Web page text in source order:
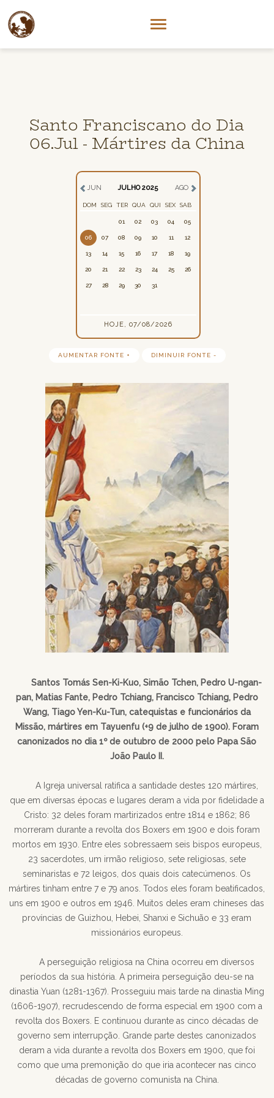
Santo Franciscano do Dia
06.Jul - Mártires da China
JUN JULHO 2025 AGO
DOM SEG TER QUA QUI SEX SAB
01 02 03 04 05
06 07 08 09 10 11 12
13 14 15 16 17 18 19
20 21 22 23 24 25 26
27 28 29 30 31
HOJE, 07/08/2026
AUMENTAR FONTE + DIMINUIR FONTE -
Santos Tomás Sen-Ki-Kuo, Simão Tchen, Pedro U-ngan-
pan, Matias Fante, Pedro Tchiang, Francisco Tchiang, Pedro
Wang, Tiago Yen-Ku-Tun, catequistas e funcionários da
Missão, mártires em Tayuenfu (+9 de julho de 1900). Foram
canonizados no dia 1º de outubro de 2000 pelo Papa São
João Paulo II.
A Igreja universal ratifica a santidade destes 120 mártires,
que em diversas épocas e lugares deram a vida por fidelidade a
Cristo: 32 deles foram martirizados entre 1814 e 1862; 86
morreram durante a revolta dos Boxers em 1900 e dois foram
mortos em 1930. Entre eles sobressaem seis bispos europeus,
23 sacerdotes, um irmão religioso, sete religiosas, sete
seminaristas e 72 leigos, dos quais dois catecúmenos. Os
mártires tinham entre 7 e 79 anos. Todos eles foram beatificados,
uns em 1900 e outros em 1946. Muitos deles eram chineses das
províncias de Guizhou, Hebei, Shanxi e Sichuão e 33 eram
missionários europeus.
A perseguição religiosa na China ocorreu em diversos
períodos da sua história. A primeira perseguição deu-se na
dinastia Yuan (1281-1367). Prosseguiu mais tarde na dinastia Ming
(1606-1907), recrudescendo de forma especial em 1900 com a
revolta dos Boxers. E continuou durante as cinco décadas de
governo sem interrupção. Grande parte destes canonizados
deram a vida durante a revolta dos Boxers em 1900, que foi
como que uma premonição do que iria acontecer nas cinco
décadas de governo comunista na China.